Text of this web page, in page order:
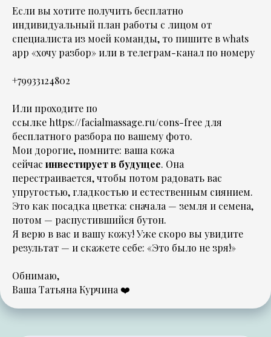
Если вы хотите получить бесплатно
индивидуальный план работы с лицом от
специалиста из моей команды, то пишите вwhats
app «хочу разбор» или в телеграм-канал по номеру
+79933124802
Или проходите по
ссылке https://facialmassage.ru/cons-free для
бесплатного разбора по вашему фото.
Мои дорогие, помните: ваша кожа
сейчас инвестирует в будущее. Она
перестраивается, чтобы потом радовать вас
упругостью, гладкостью и естественным сиянием.
Это как посадка цветка: сначала — земля и семена,
потом — распустившийся бутон.
Я верю в вас и вашу кожу! Уже скоро вы увидите
результат — и скажете себе: «Это было не зря!»
Обнимаю,
Ваша Татьяна Курчина ❤️